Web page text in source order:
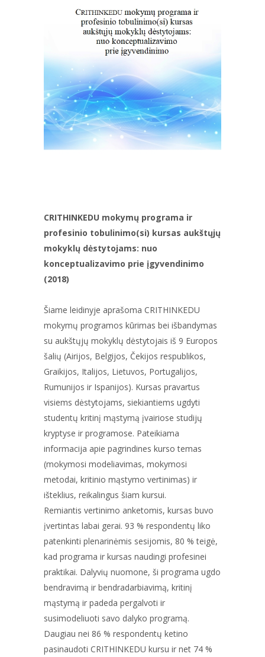
CRITHINKEDU mokymų programa ir
profesinio tobulinimo(si) kursas aukštųjų
mokyklų dėstytojams: nuo
konceptualizavimo prie įgyvendinimo
(2018)
Šiame leidinyje aprašoma CRITHINKEDU
mokymų programos kūrimas bei išbandymas
su aukštųjų mokyklų dėstytojais iš 9 Europos
šalių (Airijos, Belgijos, Čekijos respublikos,
Graikijos, Italijos, Lietuvos, Portugalijos,
Rumunijos ir Ispanijos). Kursas pravartus
visiems dėstytojams, siekiantiems ugdyti
studentų kritinį mąstymą įvairiose studijų
kryptyse ir programose. Pateikiama
informacija apie pagrindines kurso temas
(mokymosi modeliavimas, mokymosi
metodai, kritinio mąstymo vertinimas) ir
išteklius, reikalingus šiam kursui.
Remiantis vertinimo anketomis, kursas buvo
įvertintas labai gerai. 93 % respondentų liko
patenkinti plenarinėmis sesijomis, 80 % teigė,
kad programa ir kursas naudingi profesinei
praktikai. Dalyvių nuomone, ši programa ugdo
bendravimą ir bendradarbiavimą, kritinį
mąstymą ir padeda pergalvoti ir
susimodeliuoti savo dalyko programą.
Daugiau nei 86 % respondentų ketino
pasinaudoti CRITHINKEDU kursu ir net 74 %